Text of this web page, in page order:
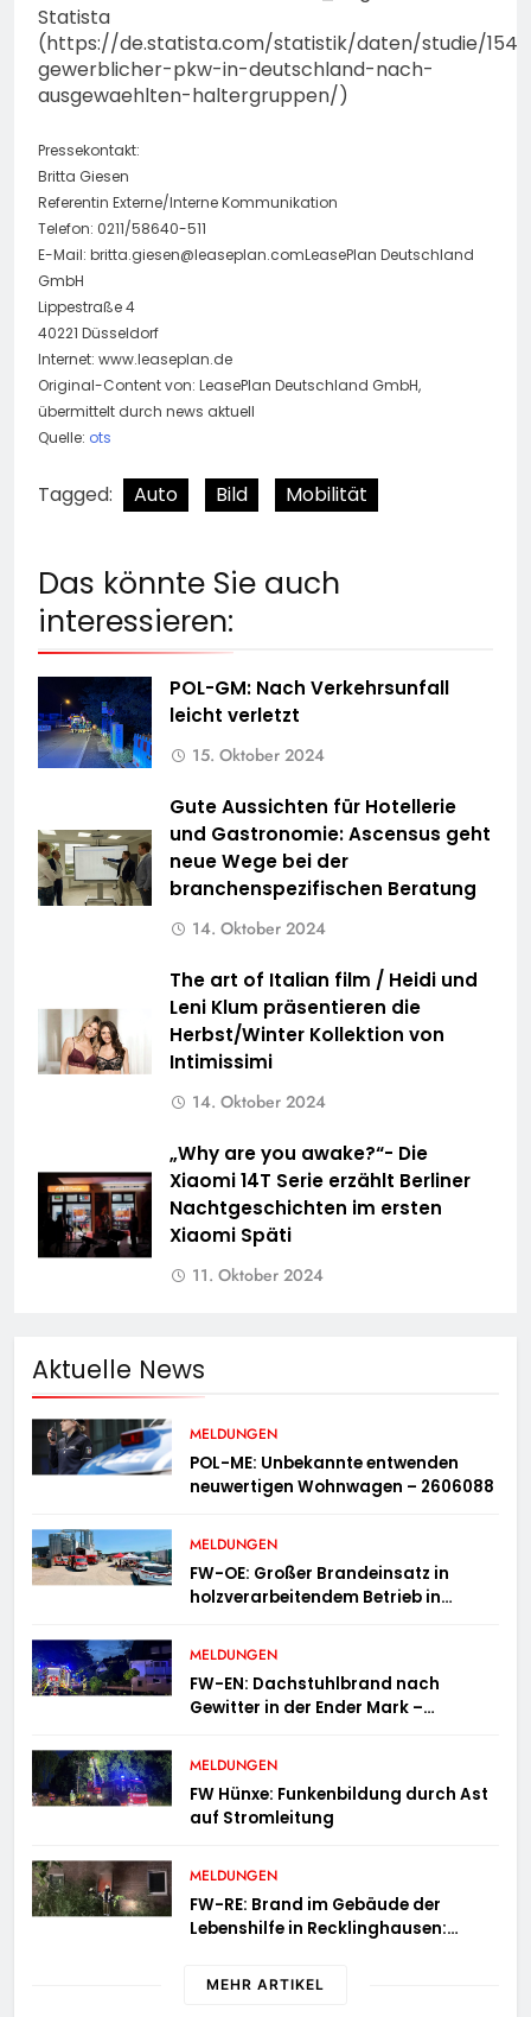
Statista
(https://de.statista.com/statistik/daten/studie/
gewerblicher-pkw-in-deutschland-nach-
ausgewaehlten-haltergruppen/)
Pressekontakt:
Britta Giesen
Referentin Externe/Interne Kommunikation
Telefon: 0211/58640-511
E-Mail: britta.giesen@leaseplan.comLeasePlan Deutschland
GmbH
Lippestraße 4
40221 Düsseldorf
Internet: www.leaseplan.de
Original-Content von: LeasePlan Deutschland GmbH,
übermittelt durch news aktuell
Quelle: ots
Tagged: Auto Bild Mobilität
Das könnte Sie auch
interessieren:
POL-GM: Nach Verkehrsunfall
leicht verletzt
15. Oktober 2024
Gute Aussichten für Hotellerie
und Gastronomie: Ascensus geht
neue Wege bei der
branchenspezifischen Beratung
14. Oktober 2024
The art of Italian film / Heidi und
Leni Klum präsentieren die
Herbst/Winter Kollektion von
Intimissimi
14. Oktober 2024
„Why are you awake?“- Die
Xiaomi 14T Serie erzählt Berliner
Nachtgeschichten im ersten
Xiaomi Späti
11. Oktober 2024
Aktuelle News
MELDUNGEN
POL-ME: Unbekannte entwenden
neuwertigen Wohnwagen – 2606088
MELDUNGEN
FW-OE: Großer Brandeinsatz in
holzverarbeitendem Betrieb in
13 Stunden
MELDUNGEN
FW-EN: Dachstuhlbrand nach
Gewitter in der Ender Mark –
Brandausbreitung
MELDUNGEN
FW Hünxe: Funkenbildung durch Ast
auf Stromleitung
MELDUNGEN
FW-RE: Brand im Gebäude der
Lebenshilfe in Recklinghausen:
MEHR ARTIKEL